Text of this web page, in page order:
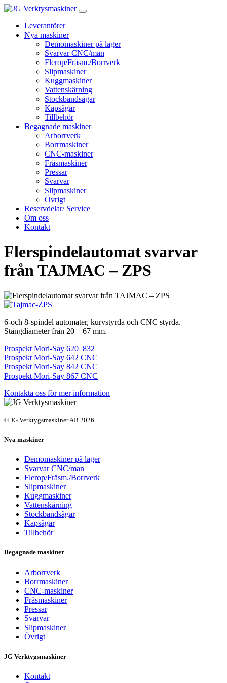
Leverantörer
Nya maskiner
Demomaskiner på lager
Svarvar CNC/man
Flerop/Fräsm./Borrverk
Slipmaskiner
Kuggmaskiner
Vattenskärning
Stockbandsågar
Kapsågar
Tillbehör
Begagnade maskiner
Arborrverk
Borrmaskiner
CNC-maskiner
Fräsmaskiner
Pressar
Svarvar
Slipmaskiner
Övrigt
Reservdelar/ Service
Om oss
Kontakt
Flerspindelautomat svarvar
från TAJMAC – ZPS
6-och 8-spindel automater, kurvstyrda och CNC styrda.
Stångdiameter från 20 – 67 mm.
Prospekt Mori-Say 620_832
Prospekt Mori-Say 642 CNC
Prospekt Mori-Say 842 CNC
Prospekt Mori-Say 867 CNC
Kontakta oss för mer information
© JG Verktygsmaskiner AB 2026
Nya maskiner
Demomaskiner på lager
Svarvar CNC/man
Flerop/Fräsm./Borrverk
Slipmaskiner
Kuggmaskiner
Vattenskärning
Stockbandsågar
Kapsågar
Tillbehör
Begagnade maskiner
Arborrverk
Borrmaskiner
CNC-maskiner
Fräsmaskiner
Pressar
Svarvar
Slipmaskiner
Övrigt
JG Verktygsmaskiner
Kontakt